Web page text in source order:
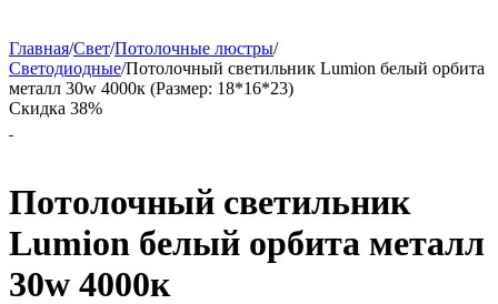
Главная/Свет/Потолочные люстры/
Светодиодные/Потолочный светильник Lumion белый орбита
металл 30w 4000к (Размер: 18*16*23)
Скидка 38%
Потолочный светильник
Lumion белый орбита металл
30w 4000к